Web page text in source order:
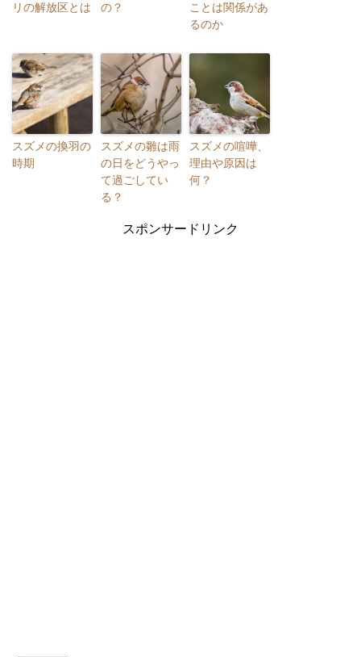
リの解放区とは の？
ことは関係があ
るのか
スズメの換羽の
時期
スズメの雛は雨
の日をどうやっ
て過ごしてい
る？
スズメの喧嘩、
理由や原因は
何？
スポンサードリンク